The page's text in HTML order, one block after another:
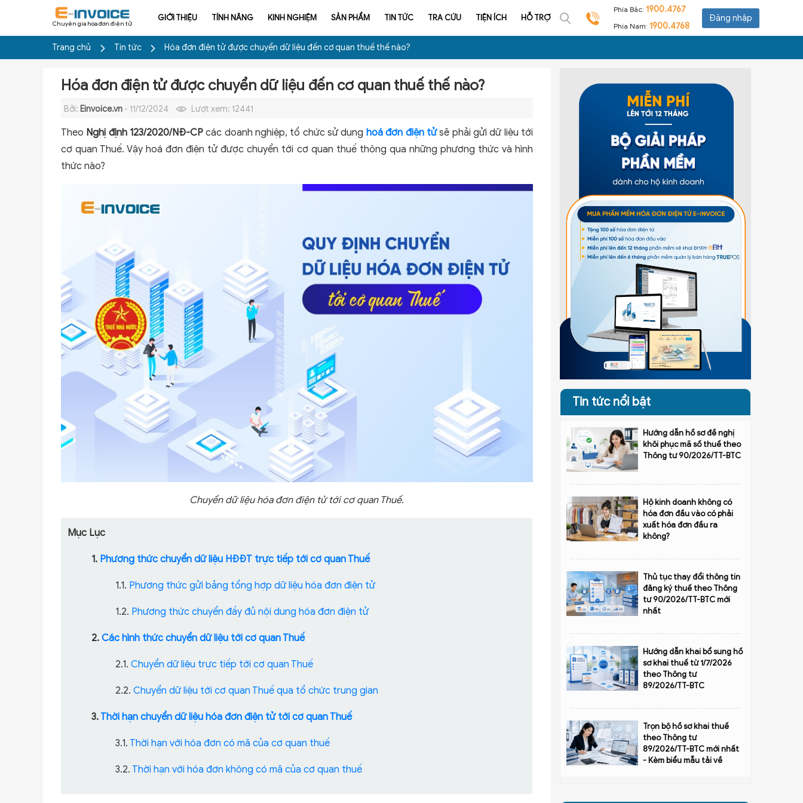
Chuyên gia hóa đơn điện tử
GIỚI THIỆU TÍNH NĂNG KINH NGHIỆM SẢN PHẨM TIN TỨC TRA CỨU TIỆN ÍCH HỖ TRỢ
Phía Bắc: 1900.4767
Phía Nam: 1900.4768
Đăng nhập
Trang chủ Tin tức Hóa đơn điện tử được chuyển dữ liệu đến cơ quan thuế thế nào?
Hóa đơn điện tử được chuyển dữ liệu đến cơ quan thuế thế nào?
Bởi: Einvoice.vn - 11/12/2024 Lượt xem: 12441
Theo Nghị định 123/2020/NĐ-CP các doanh nghiệp, tổ chức sử dụng hoá đơn điện tửsẽ phải gửi dữ liệu tới
cơ quan Thuế. Vậy hoá đơn điện tử được chuyển tới cơ quan thuế thông qua những phương thức và hình
thức nào?
Chuyển dữ liệu hóa đơn điện tử tới cơ quan Thuế.
Mục Lục
1. Phương thức chuyển dữ liệu HĐĐT trực tiếp tới cơ quan Thuế
1.1. Phương thức gửi bảng tổng hợp dữ liệu hóa đơn điện tử
1.2. Phương thức chuyển đầy đủ nội dung hóa đơn điện tử
2.Các hình thức chuyển dữ liệu tới cơ quan Thuế
2.1.Chuyển dữ liệu trực tiếp tới cơ quan Thuế
2.2.Chuyển dữ liệu tới cơ quan Thuế qua tổ chức trung gian
3. Thời hạn chuyển dữ liệu hóa đơn điện tử tới cơ quan Thuế
3.1. Thời hạn với hóa đơn có mã của cơ quan thuế
3.2. Thời hạn với hóa đơn không có mã của cơ quan thuế
Tin tức nổi bật
Hướng dẫn hồ sơ đề nghị
khôi phục mã số thuế theo
Thông tư 90/2026/TT-BTC
Hộ kinh doanh không có
hóa đơn đầu vào có phải
xuất hóa đơn đầu ra
không?
Thủ tục thay đổi thông tin
đăng ký thuế theo Thông
tư 90/2026/TT-BTC mới
nhất
Hướng dẫn khai bổ sung hồ
sơ khai thuế từ 1/7/2026
theo Thông tư
89/2026/TT-BTC
Trọn bộ hồ sơ khai thuế
theo Thông tư
89/2026/TT-BTC mới nhất
- Kèm biểu mẫu tải về